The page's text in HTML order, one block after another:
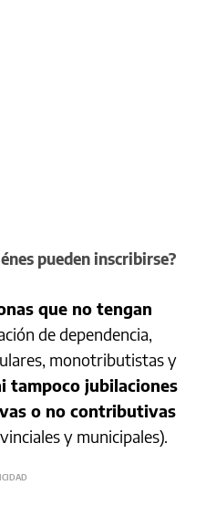
pueden inscribirse?
que no tengan
de dependencia,
monotributistas y
tampoco jubilaciones
o no contributivas
y municipales).